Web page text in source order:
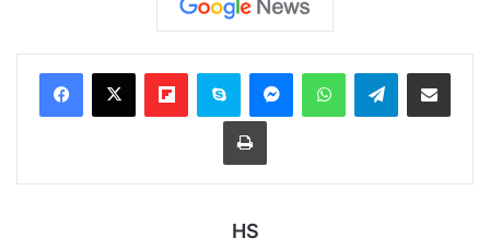
FlipboardSkype MessengerWhatsAppTelegramBagikan melalui Email
Cetak
HS